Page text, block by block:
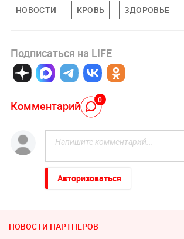
НОВОСТИ КРОВЬ ЗДОРОВЬЕ
Подписаться на LIFE
Комментарий 0
Авторизоваться
НОВОСТИ ПАРТНЕРОВ